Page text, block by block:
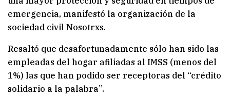
emergencia, manifestó la organización de la
sociedad civil Nosotrxs.
Resaltó que desafortunadamente sólo han sido las
empleadas del hogar afiliadas al IMSS (menos del
1%) las que han podido ser receptoras del “crédito
solidario a la palabra”.